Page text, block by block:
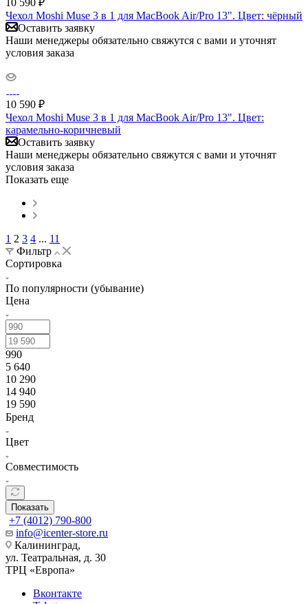
Чехол Moshi Muse 3 в 1 для MacBook Air/Pro 13". Цвет: чёрный
Оставить заявку
Наши менеджеры обязательно свяжутся с вами и уточнят
условия заказа
10 590 ₽
Чехол Moshi Muse 3 в 1 для MacBook Air/Pro 13". Цвет:
карамельно-коричневый
Оставить заявку
Наши менеджеры обязательно свяжутся с вами и уточнят
условия заказа
Показать еще
1 2 3 4 ... 11
Фильтр
Сортировка
По популярности (убывание)
Цена
990
5 640
10 290
14 940
19 590
Бренд
Цвет
Совместимость
Показать
+7 (4012) 790-800
info@icenter-store.ru
Калининград,
ул. Театральная, д. 30
ТРЦ «Европа»
Вконтакте